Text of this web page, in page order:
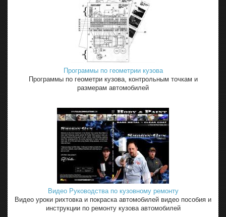
Программы по геометрии кузова
Программы по геометри кузова, контрольным точкам и
размерам автомобилей
Видео Руководства по кузовному ремонту
Видео уроки рихтовка и покраска автомобилей видео пособия и
инструкции по ремонту кузова автомобилей